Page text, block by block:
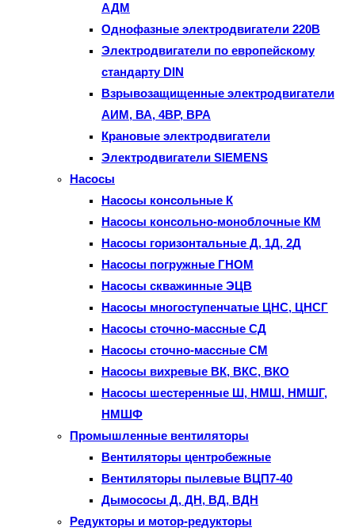
АДМ
Однофазные электродвигатели 220В
Электродвигатели по европейскому
стандарту DIN
Взрывозащищенные электродвигатели
АИМ, ВА, 4ВР, ВРА
Крановые электродвигатели
Электродвигатели SIEMENS
Насосы
Насосы консольные К
Насосы консольно-моноблочные КМ
Насосы горизонтальные Д, 1Д, 2Д
Насосы погружные ГНОМ
Насосы скважинные ЭЦВ
Насосы многоступенчатые ЦНС, ЦНСГ
Насосы сточно-массные СД
Насосы сточно-массные СМ
Насосы вихревые ВК, ВКС, ВКО
Насосы шестеренные Ш, НМШ, НМШГ,
НМШФ
Промышленные вентиляторы
Вентиляторы центробежные
Вентиляторы пылевые ВЦП7-40
Дымососы Д, ДН, ВД, ВДН
Редукторы и мотор-редукторы